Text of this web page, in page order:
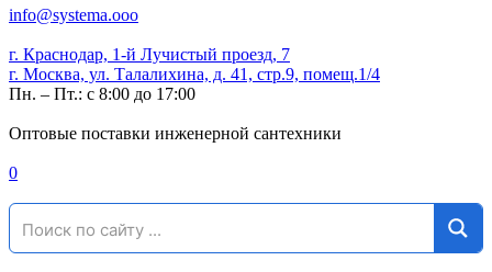
info@systema.ooo
г. Краснодар, 1-й Лучистый проезд, 7
г. Москва, ул. Талалихина, д. 41, стр.9, помещ.1/4
Пн. – Пт.: с 8:00 до 17:00
Оптовые поставки инженерной сантехники
0